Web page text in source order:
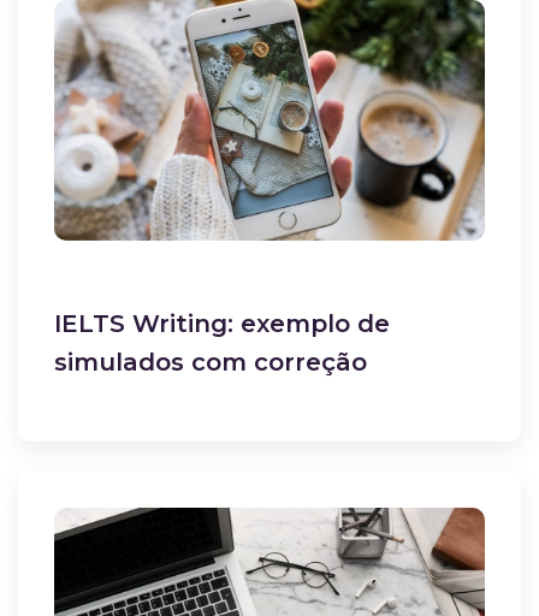
IELTS Writing: exemplo de
simulados com correção